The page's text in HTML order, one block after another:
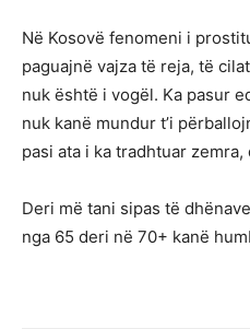
Në Kosovë fenomeni i
paguajnë vajza të reja, të
nuk është i vogël. Ka pasur
nuk kanë mundur t’i
pasi ata i ka tradhtuar
Deri më tani sipas të
nga 65 deri në 70+ kanë